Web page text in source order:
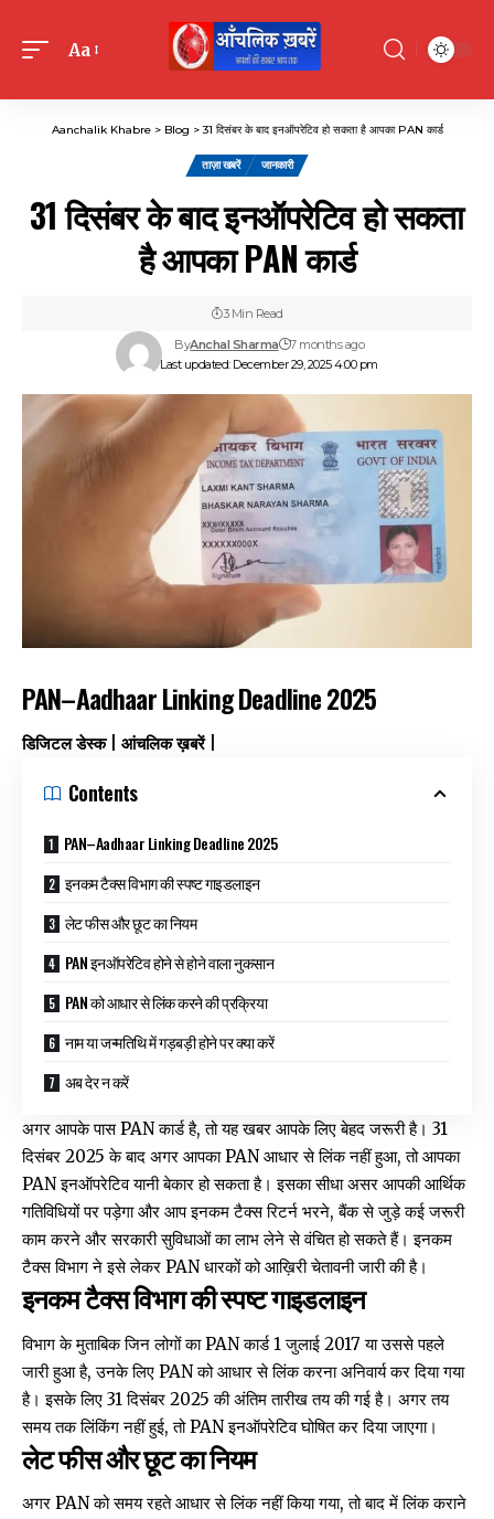
Font
Aa
Aanchalik Khabre> Blog >31 दिसंबर के बाद इनऑपरेटिव हो सकता है आपका PAN कार्ड
ताज़ा खबरें जानकारी
31 दिसंबर के बाद इनऑपरेटिव हो सकता
है आपका PAN कार्ड
Last updated: December 29, 2025 4:00 pm
ByAnchal Sharma 7 months ago
3 Min Read
PAN–Aadhaar Linking Deadline 2025
डिजिटल डेस्क | आंचलिक ख़बरें |
Contents
PAN–Aadhaar Linking Deadline 2025
इनकम टैक्स विभाग की स्पष्ट गाइडलाइन
लेट फीस और छूट का नियम
PAN इनऑपरेटिव होने से होने वाला नुकसान
PAN को आधार से लिंक करने की प्रक्रिया
नाम या जन्मतिथि में गड़बड़ी होने पर क्या करें
अब देर न करें
अगर आपके पास PAN कार्ड है, तो यह खबर आपके लिए बेहद जरूरी है। 31
दिसंबर 2025 के बाद अगर आपका PAN आधार से लिंक नहीं हुआ, तो आपका
PAN इनऑपरेटिव यानी बेकार हो सकता है। इसका सीधा असर आपकी आर्थिक
गतिविधियों पर पड़ेगा और आप इनकम टैक्स रिटर्न भरने, बैंक से जुड़े कई जरूरी
काम करने और सरकारी सुविधाओं का लाभ लेने से वंचित हो सकते हैं। इनकम
टैक्स विभाग ने इसे लेकर PAN धारकों को आख़िरी चेतावनी जारी की है।
इनकम टैक्स विभाग की स्पष्ट गाइडलाइन
विभाग के मुताबिक जिन लोगों का PAN कार्ड 1 जुलाई 2017 या उससे पहले
जारी हुआ है, उनके लिए PAN को आधार से लिंक करना अनिवार्य कर दिया गया
है। इसके लिए 31 दिसंबर 2025 की अंतिम तारीख तय की गई है। अगर तय
समय तक लिंकिंग नहीं हुई, तो PAN इनऑपरेटिव घोषित कर दिया जाएगा।
लेट फीस और छूट का नियम
अगर PAN को समय रहते आधार से लिंक नहीं किया गया, तो बाद में लिंक कराने